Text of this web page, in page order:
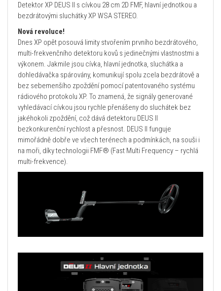
Detektor XP DEUS II s cívkou 28 cm 2D FMF, hlavní jednotkou a
bezdrátovými sluchátky XP WSA STEREO.
Nová revoluce!
Dnes XP opět posouvá limity stvořením prvního bezdrátového,
multi-frekvenčního detektoru kovů s jedinečnými vlastnostmi a
výkonem. Jakmile jsou cívka, hlavní jednotka, sluchátka a
dohledávačka spárovány, komunikují spolu zcela bezdrátově a
bez sebemenšího zpoždění pomocí patentovaného systému
rádiového protokolu XP. To znamená, že signály generované
vyhledávací cívkou jsou rychle přenášeny do sluchátek bez
jakéhokoli zpoždění, což dává detektoru DEUS II
bezkonkurenční rychlost a přesnost. DEUS II funguje
mimořádně dobře ve všech terénech a podmínkách, na souši i
na moři, díky technologii FMF® (Fast Multi Frequency – rychlá
multi-frekvence).